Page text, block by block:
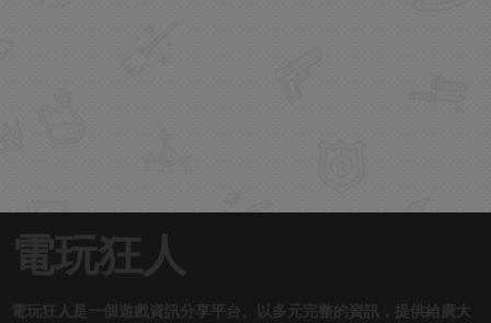
電玩狂人
電玩狂人是一個遊戲資訊分享平台。以多元完整的資訊，提供給廣大